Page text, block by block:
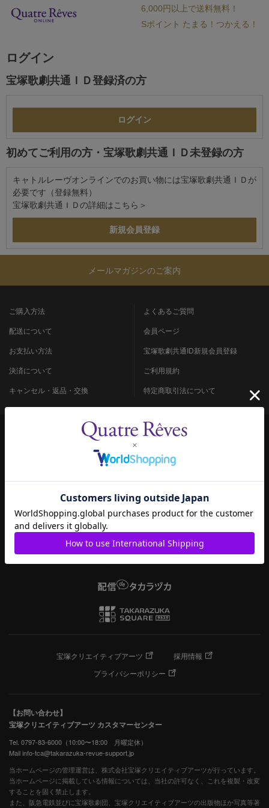
6,000円以上で送料無料！
Sポイント たまる！つかえる！
ログイン
宝塚歌劇共通ＩＤ登録済の方
初めてご利用の方・宝塚歌劇共通ＩＤ未登録の方
キャトルレーヴオンラインでのお買い物には宝塚歌劇共通ＩＤが
必要です（登録無料）
宝塚歌劇共通ＩＤの詳細は こちら＞
メールマガジンのご案内
ご購入方法
配送について
お支払い方法
決済について
キャンセル・返品・交換
よくあるご質問
会員ページ
宝塚歌劇共通ID新規会員登録
ご利用規約
特定商取引法について
宝塚クリエイティブアーツ
採用情報
プライバシーポリシー
【お問い合わせ】
宝塚クリエイティブアーツ カスタマーセンター
Tel. 0797-83-6000（10:00〜18:00 月曜定休）
Mail info-tca@takarazuka-revue-support.jp
当ホームページの管理運営は、株式会社宝塚クリエイティブアーツが行っています。
当ホームページに掲載している情報については、当社の許可なく、これを複製・改変
することを固く禁止します。
また、阪急電鉄並びに宝塚歌劇団、宝塚クリエイティブアーツの出版物ほか写真等著